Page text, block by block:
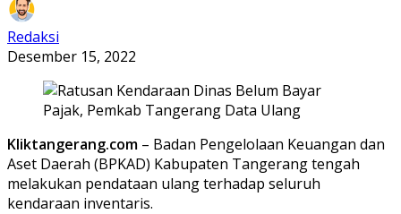
Redaksi
Desember 15, 2022
Kliktangerang.com – Badan Pengelolaan Keuangan dan
Aset Daerah (BPKAD) Kabupaten Tangerang tengah
melakukan pendataan ulang terhadap seluruh
kendaraan inventaris.